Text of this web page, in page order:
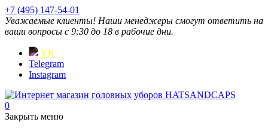
+7 (495) 147-54-01
Уважаемые клиенты! Наши менеджеры смогут ответить на
ваши вопросы с 9:30 до 18 в рабочие дни.
VK
Telegram
Instagram
0
Закрыть меню